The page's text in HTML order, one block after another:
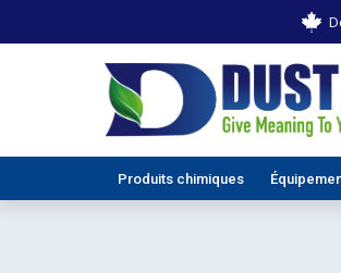
Produits chimiques